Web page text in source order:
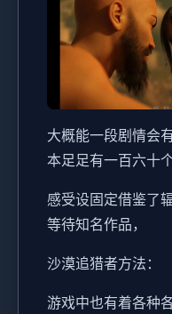
大概能一段剧情会
本足足有一百六十
感受设固定借鉴了
等待知名作品，
沙漠追猎者方法：
游戏中也有着各种